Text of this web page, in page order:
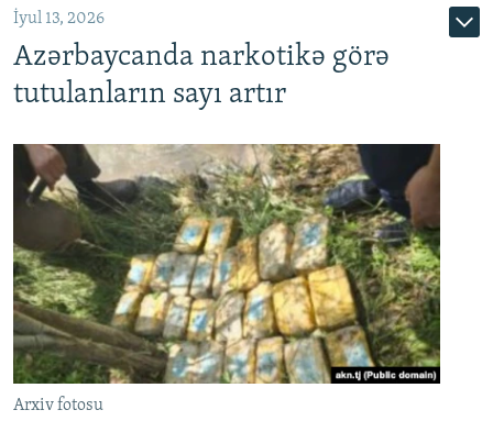
İyul 13, 2026
Azərbaycanda narkotikə görə
tutulanların sayı artır
Arxiv fotosu